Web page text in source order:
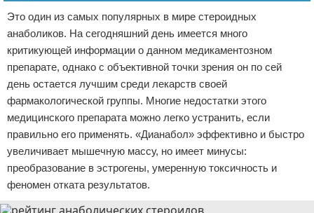
Это один из самых популярных в мире стероидных
анаболиков. На сегодняшний день имеется много
критикующей информации о данном медикаментозном
препарате, однако с объективной точки зрения он по сей
день остается лучшим среди лекарств своей
фармакологической группы. Многие недостатки этого
медицинского препарата можно легко устранить, если
правильно его применять. «Дианабол» эффективно и быстро
увеличивает мышечную массу, но имеет минусы:
преобразование в эстрогены, умеренную токсичность и
феномен отката результатов.